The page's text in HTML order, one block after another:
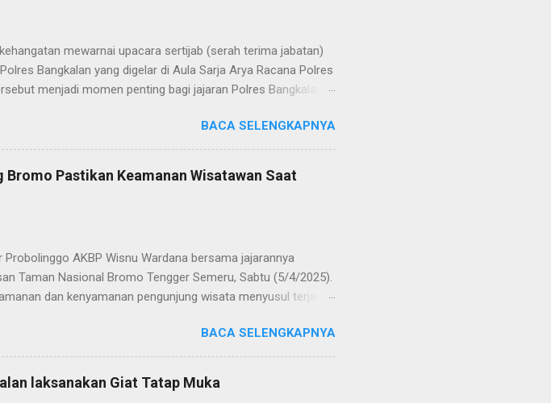
mewarnai upacara sertijab (serah terima jabatan)
Bangkalan yang digelar di Aula Sarja Arya Racana Polres
menjadi momen penting bagi jajaran Polres Bangkalan,
Dalam sertijab tersebut, KOMPOL Hery Kusnanto, S.H.,
Polres Bangkalan untuk mengemban amanah baru sebagai
Bangkalan selanjutnya dijabat oleh KOMPOL Moch.
tugas sebagai Kabag Ops Polres Bangkalan. Sementara
BACA SELENGKAPNYA
Pastikan Keamanan Wisatawan Saat
Probolinggo AKBP Wisnu Wardana bersama jajarannya
Taman Nasional Bromo Tengger Semeru, Sabtu (5/4/2025).
dan kenyamanan pengunjung wisata menyusul terjadi
seiring dengan jumlah pengunjung yang semakin
Wisnu Wardana. Kapolres Probolinggo menegaskan, bahwa
antisipasi untuk memastikan situasi tetap kondusif. Ia juga
bagi pengunjung yang membawa anak-anak. "Kami ingin
BACA SELENGKAPNYA
laksanakan Giat Tatap Muka